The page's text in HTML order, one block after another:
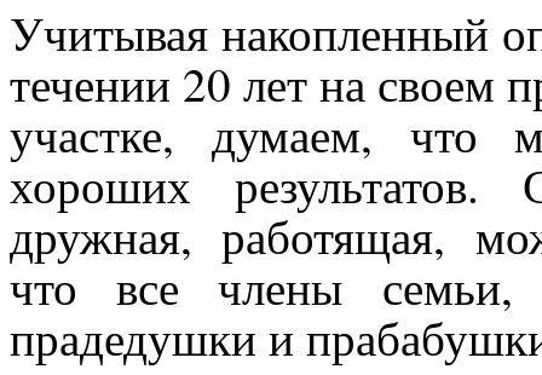
Учитывая накопленный
течении 20 лет на своем
участке, думаем, что
хороших
дружная, работящая,
что все члены семьи,
прадедушки и